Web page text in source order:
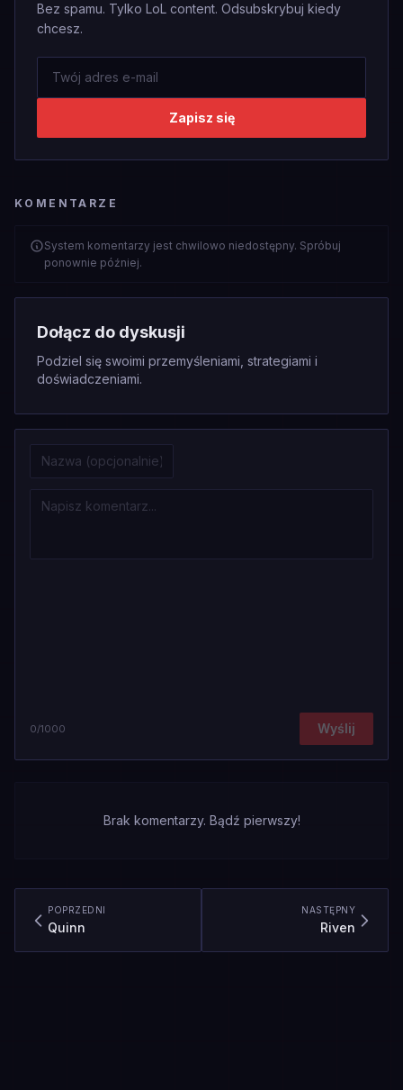
Bez spamu. Tylko LoL content. Odsubskrybuj kiedy
chcesz.
Zapisz się
KOMENTARZE
System komentarzy jest chwilowo niedostępny. Spróbuj
ponownie później.
Dołącz do dyskusji
Podziel się swoimi przemyśleniami, strategiami i
doświadczeniami.
0/1000 Wyślij
Brak komentarzy. Bądź pierwszy!
POPRZEDNI
Quinn
NASTĘPNY
Riven